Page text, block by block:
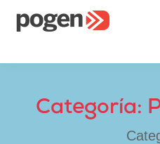
Categoría: